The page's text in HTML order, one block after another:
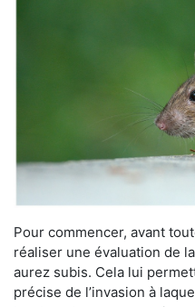
Pour commencer, avant
réaliser une évaluation de
aurez subis. Cela lui
précise de l’invasion à